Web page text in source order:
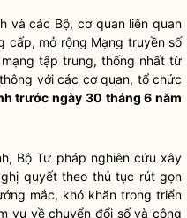
và các Bộ, cơ quan liên quan
cấp, mở rộng Mạng truyền số
tập trung, thống nhất từ
với các cơ quan, tổ chức
trước ngày 30 tháng 6 năm
Bộ Tư pháp nghiên cứu xây
quyếttheo thủ tục rút gọn
mắc, khó khăn trong triển
vụ về chuyển đổi số và công